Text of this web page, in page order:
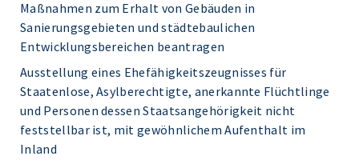
Maßnahmen zum Erhalt von Gebäuden in
Sanierungsgebieten und städtebaulichen
Entwicklungsbereichen beantragen
Ausstellung eines Ehefähigkeitszeugnisses für
Staatenlose, Asylberechtigte, anerkannte Flüchtlinge
und Personen dessen Staatsangehörigkeit nicht
feststellbar ist, mit gewöhnlichem Aufenthalt im
Inland